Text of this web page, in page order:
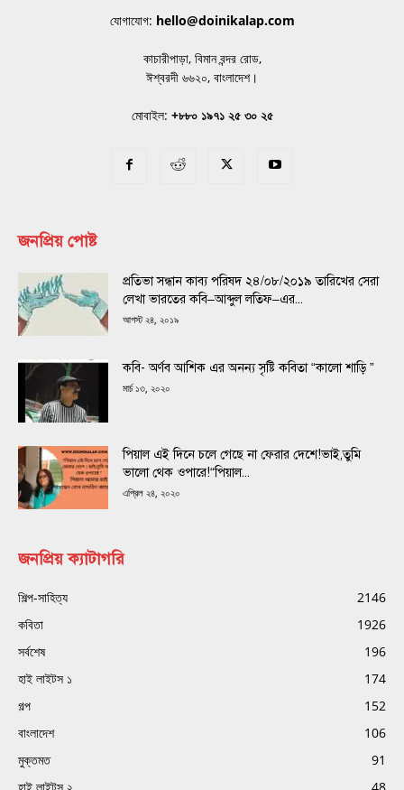
যোগাযোগ: hello@doinikalap.com
কাচারীপাড়া, বিমান বন্দর রোড,
ঈশ্বরদী ৬৬২০, বাংলাদেশ।
মোবাইল: +৮৮০ ১৯৭১ ২৫ ৩০ ২৫
জনপ্রিয় পোষ্ট
প্রতিভা সন্ধান কাব্য পরিষদ ২৪/০৮/২০১৯ তারিখের সেরা
লেখা ভারতের কবি–আব্দুল লতিফ–এর...
আগস্ট ২৪, ২০১৯
কবি- অর্ণব আশিক এর অনন্য সৃষ্টি কবিতা “কালো শাড়ি ”
মার্চ ১৩, ২০২০
পিয়াল এই দিনে চলে গেছে না ফেরার দেশে!ভাই,তুমি
ভালো থেক ওপারে!“পিয়াল...
এপ্রিল ২৪, ২০২০
জনপ্রিয় ক্যাটাগরি
শিল্প-সাহিত্য
2146
কবিতা
1926
সর্বশেষ
196
হাই লাইটস ১
174
গল্প
152
বাংলাদেশ
106
মুক্তমত
91
হাই লাইটস ২
48